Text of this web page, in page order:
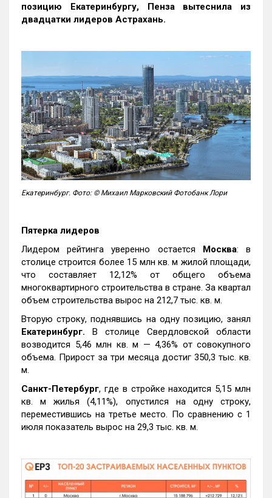
позицию Екатеринбургу, Пенза вытеснила из
двадцатки лидеров Астрахань.
Екатеринбург. Фото: © Михаил Марковский Фотобанк Лори
Пятерка лидеров
Лидером рейтинга уверенно остается Москва: в
столице строится более 15 млн кв. м жилой площади,
что составляет 12,12% от общего объема
многоквартирного строительства в стране. За квартал
объем строительства вырос на 212,7 тыс. кв. м.
Вторую строку, поднявшись на одну позицию, занял
Екатеринбург. В столице Свердловской области
возводится 5,46 млн кв. м — 4,36% от совокупного
объема. Прирост за три месяца достиг 350,3 тыс. кв.
м.
Санкт-Петербург, где в стройке находится 5,15 млн
кв. м жилья (4,11%), опустился на одну строку,
переместившись на третье место. По сравнению с 1
июля показатель вырос на 29,3 тыс. кв. м.